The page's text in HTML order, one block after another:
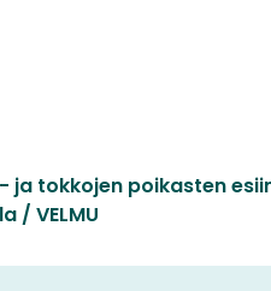
ja tokkojen poikasten
/ VELMU